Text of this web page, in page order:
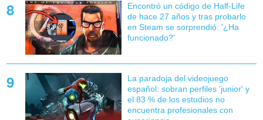
Encontró un código de Half-Life
de hace 27 años y tras probarlo
en Steam se sorprendió: '¿Ha
funcionado?'
La paradoja del videojuego
español: sobran perfiles 'junior' y
el 83 % de los estudios no
encuentra profesionales con